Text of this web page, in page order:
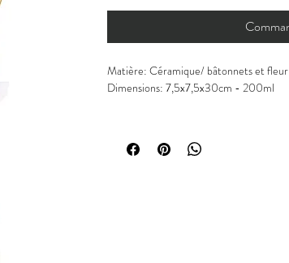
Matière: Céramique/ bâtonnets et fleur
Dimensions: 7,5x7,5x30cm - 200ml
à un arôme terreux et à de légères notes